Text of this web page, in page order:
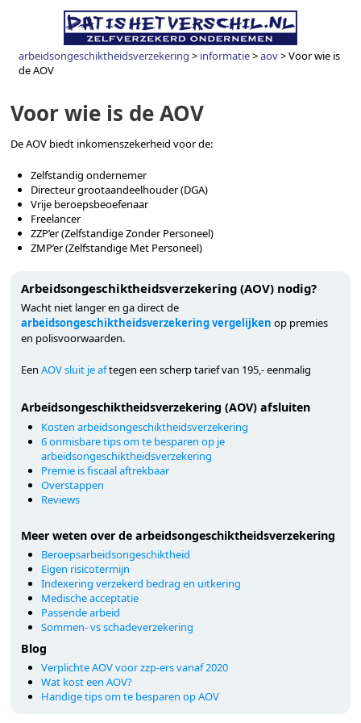
arbeidsongeschiktheidsverzekering > informatie>aov>Voor wie is
de AOV
Voor wie is de AOV
De AOV biedt inkomenszekerheid voor de:
Zelfstandig ondernemer
Directeur grootaandeelhouder (DGA)
Vrije beroepsbeoefenaar
Freelancer
ZZP’er (Zelfstandige Zonder Personeel)
ZMP’er (Zelfstandige Met Personeel)
Arbeidsongeschiktheidsverzekering (AOV) nodig?
Wacht niet langer en ga direct de
arbeidsongeschiktheidsverzekering vergelijken op premies
en polisvoorwaarden.
Een AOV sluit je aftegen een scherp tarief van 195,- eenmalig
Arbeidsongeschiktheidsverzekering (AOV) afsluiten
Kosten arbeidsongeschiktheidsverzekering
6 onmisbare tips om te besparen op je
arbeidsongeschiktheidsverzekering
Premie is fiscaal aftrekbaar
Overstappen
Reviews
Meer weten over de arbeidsongeschiktheidsverzekering
Beroepsarbeidsongeschiktheid
Eigen risicotermijn
Indexering verzekerd bedrag en uitkering
Medische acceptatie
Passende arbeid
Sommen- vs schadeverzekering
Blog
Verplichte AOV voor zzp-ers vanaf 2020
Wat kost een AOV?
Handige tips om te besparen op AOV